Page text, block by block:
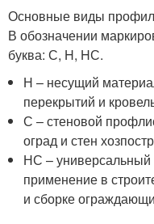
Основные виды
В обозначении
буква: С, H, HС.
Н – несущий
перекрытий и
С – стеновой
оград и стен
НС –
применение в
и сборке